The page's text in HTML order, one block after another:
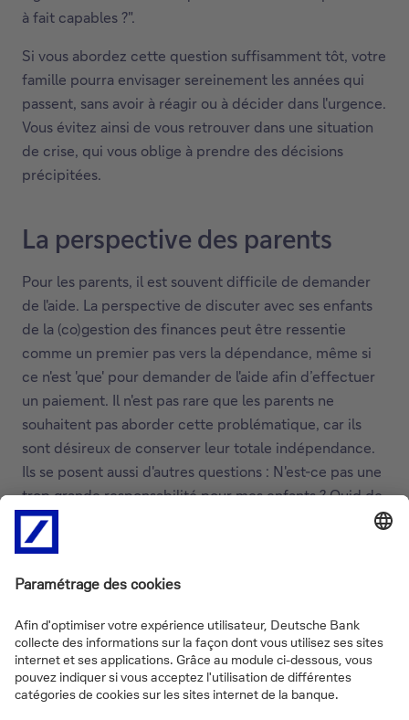
à fait capables ?".
Si vous abordez cette question suffisamment tôt, votre
famille pourra envisager sereinement les années qui
passent, sans avoir à réagir ou à décider dans l'urgence.
Vous évitez ainsi de vous retrouver dans une situation
de crise, qui vous oblige à prendre des décisions
précipitées.
La perspective des parents
Pour les parents, il est souvent difficile de demander
de l'aide. La perspective de discuter avec ses enfants
de la (co)gestion des finances peut être ressentie
comme un premier pas vers la dépendance, même si
ce n'est 'que' pour demander de l'aide afin d’effectuer
un paiement. Il n'est pas rare que les parents ne
souhaitent pas aborder cette problématique, car ils
sont désireux de conserver leur totale indépendance.
Ils se posent aussi d'autres questions : N'est-ce pas une
trop grande responsabilité pour mes enfants ? Quid de
ma vie privée ? Or, c'est précisément en abordant la
question suffisamment tôt que les parents peuvent
effet exprimer leurs souhaits et priorités, ainsi que le
Il est important ici de souligner que cette discussion
doit avoir un objectif commun: tant les enfants que les
parents souhaitent préparer les vieux jours des aînés et